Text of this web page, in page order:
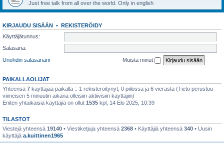
Just free talk from all over the world. Only in english
KIRJAUDU SISÄÄN • REKISTERÖIDY
Käyttäjätunnus:
Salasana:
Unohdin salasanani
Muista minut
PAIKALLAOLIJAT
Yhteensä 7 käyttäjää paikalla :: 1 rekisteröitynyt, 0 piilossa ja 6 vierasta (Tieto perustuu
viimeisen 5 minuutin aikana olleisiin aktiivisiin käyttäjiin)
Eniten yhtaikaisia käyttäjiä on ollut 1535 kpl, 14 Elo 2025, 10:39
TILASTOT
Viestejä yhteensä 19140 • Viestiketjuja yhteensä 2368 • Käyttäjiä yhteensä 340 • Uusin
käyttäjä a.kuittinen1965